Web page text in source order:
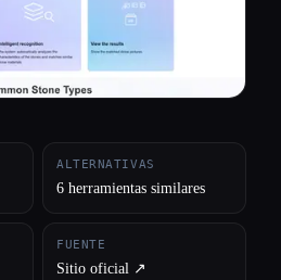
ALTERNATIVAS
6 herramientas similares
FUENTE
Sitio oficial ↗︎